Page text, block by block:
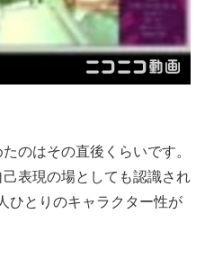
のはその直後くらいです。
表現の場としても認識され
ひとりのキャラクター性が